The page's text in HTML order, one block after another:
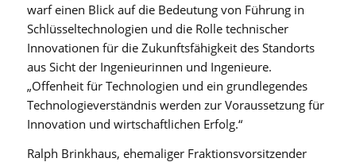
warf einen Blick auf die Bedeutung von Führung in
Schlüsseltechnologien und die Rolle technischer
Innovationen für die Zukunftsfähigkeit des Standorts
aus Sicht der Ingenieurinnen und Ingenieure.
„Offenheit für Technologien und ein grundlegendes
Technologieverständnis werden zur Voraussetzung für
Innovation und wirtschaftlichen Erfolg.“
Ralph Brinkhaus, ehemaliger Fraktionsvorsitzender